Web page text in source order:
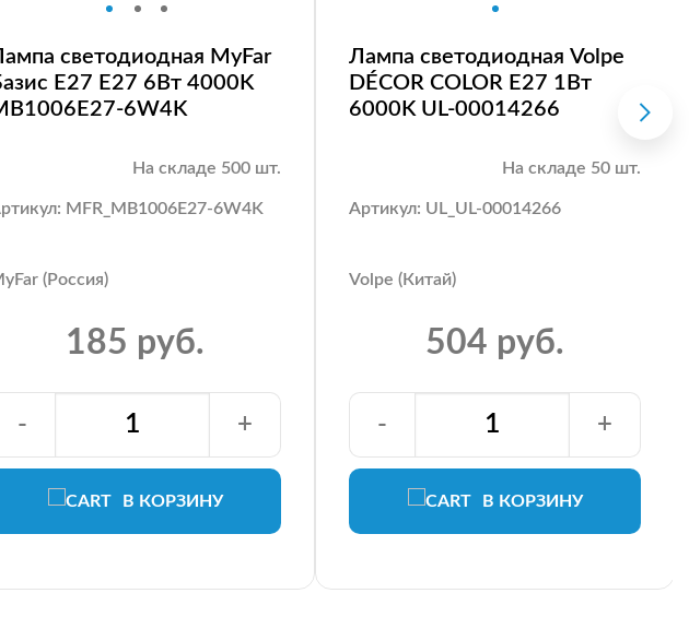
светодиодная MyFar
E27 E27 6Вт 4000K
6W4K
На складе 500 шт.
MFR_MB1006E27-6W4K
(Россия)
185 руб.
В КОРЗИНУ
- +
Лампа светодиодная Volpe
DÉCOR COLOR E27 1Вт
6000K UL-00014266
На складе 50 шт.
Артикул: UL_UL-00014266
Volpe (Китай)
504 руб.
В КОРЗИНУ
- +